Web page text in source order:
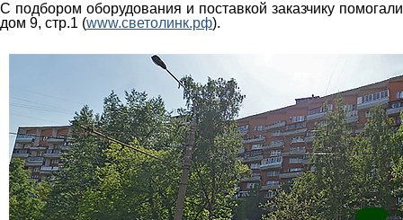
С подбором оборудования и поставкой заказчику
дом 9, стр.1 (www.светолинк.рф).